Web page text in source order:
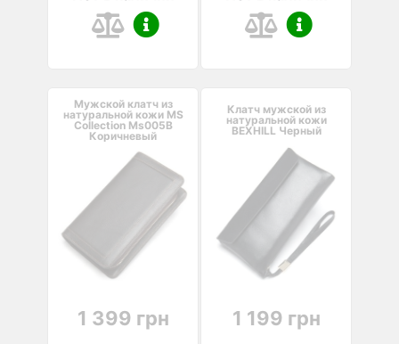
Мужской клатч из
натуральной кожи MS
Collection Ms005B
Коричневый
1 399 грн
Клатч мужской из
натуральной кожи
BEXHILL Черный
1 199 грн